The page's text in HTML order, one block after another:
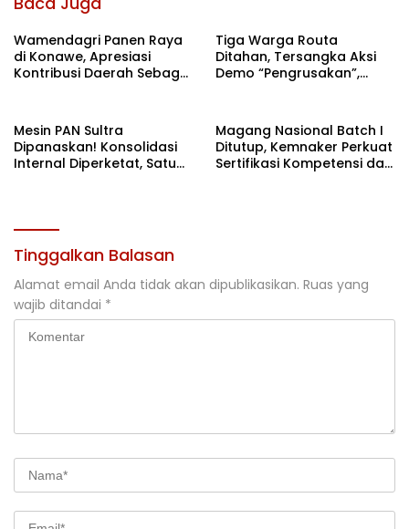
Wamendagri Panen Raya
di Konawe, Apresiasi
Kontribusi Daerah Sebagai
Tiga Warga Routa
Ditahan, Tersangka Aksi
Demo “Pengrusakan”,
Mesin PAN Sultra
Dipanaskan! Konsolidasi
Internal Diperketat, Satu
Magang Nasional Batch I
Ditutup, Kemnaker Perkuat
Sertifikasi Kompetensi dan
Tinggalkan Balasan
Alamat email Anda tidak akan dipublikasikan. Ruas yang
wajib ditandai *